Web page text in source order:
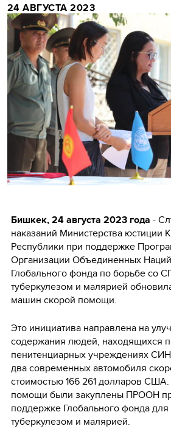
24 АВГУСТА 2023
Бишкек, 24 августа 2023 года -
наказаний Министерства юстиции
Республики при поддержке
Организации Объединенных
Глобального фонда по борьбе со
туберкулезом и малярией
машин скорой помощи.
Это инициатива направлена на
содержания людей, находящихся
пенитенциарных учреждениях
два современных автомобиля
стоимостью 166 261 долларов
помощи были закуплены ПРООН
поддержке Глобального фонда
туберкулезом и малярией.